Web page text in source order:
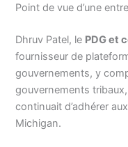
Point de vue d’une
Dhruv Patel, le PDG et
fournisseur de
gouvernements, y
gouvernements
continuait d’adhérer
Michigan.